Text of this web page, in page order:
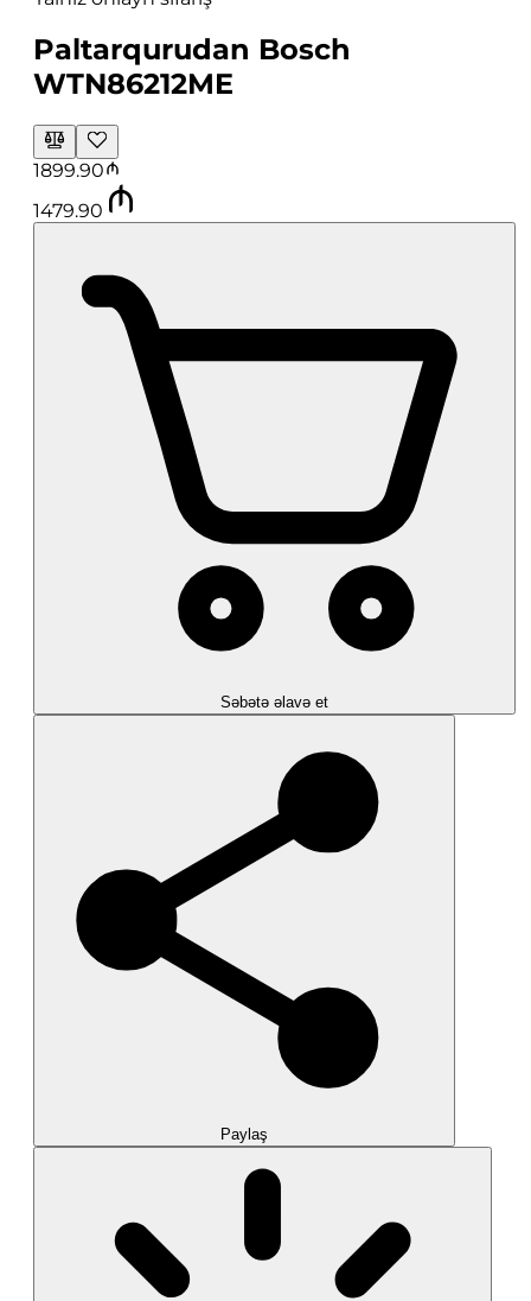
Paltarqurudan Bosch
WTN86212ME
1899.90
1479.90
Səbətə əlavə et
Paylaş